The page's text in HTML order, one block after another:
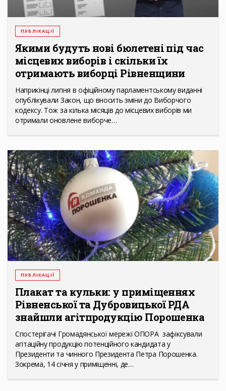
ПУБЛІКАЦІЇ
Якими будуть нові бюлетені під час
місцевих виборів і скільки їх
отримають виборці Рівненщини
Наприкінці липня в офіційному парламентському виданні
опублікували Закон, що вносить зміни до Виборчого
кодексу. Тож за кілька місяців до місцевих виборів ми
отримали оновлене виборче…
ПУБЛІКАЦІЇ
Плакат та кульки: у приміщеннях
Рівненської та Дубровицької РДА
знайшли агітпродукцію Порошенка
Спостерігачі Громадянської мережі ОПОРА зафіксували
агітаційну продукцію потенційного кандидата у
Президенти та чинного Президента Петра Порошенка.
Зокрема, 14 січня у приміщенні, де…